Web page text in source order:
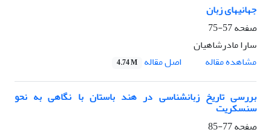
جهانیهای زبان
صفحه57-75
سارا مادرشاهیان
مشاهده مقاله
اصل مقاله 4.74 M
بررسی تاریخ زبانشناسی در هند باستان با نگاهی به نحو
سنسکریت
صفحه77-85